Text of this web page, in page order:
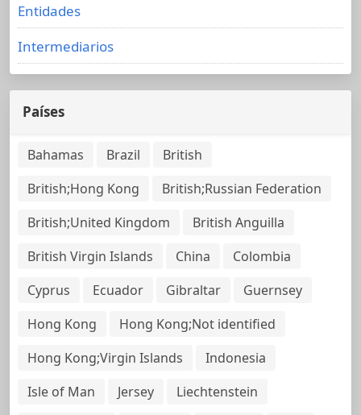
Entidades
Intermediarios
Países
Bahamas Brazil
British
British;Hong Kong
British;Russian Federation
British;United Kingdom
British Anguilla
British Virgin Islands
China
Colombia
Cyprus
Ecuador Gibraltar
Guernsey
Hong Kong
Hong Kong;Not identified
Hong Kong;Virgin Islands
Indonesia
Isle of Man
Jersey
Liechtenstein